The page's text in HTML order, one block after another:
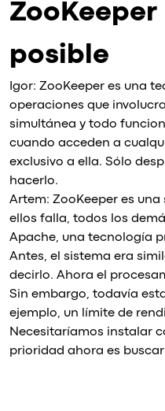
posible
Igor: ZooKeeper es una
operaciones que
simultánea y todo
cuando acceden a
exclusivo a ella. Sólo
hacerlo.
Artem: ZooKeeper es
ellos falla, todos los
Apache, una tecnología
Antes, el sistema era
decirlo. Ahora el
Sin embargo, todavía
ejemplo, un límite de
Necesitaríamos instalar
prioridad ahora es